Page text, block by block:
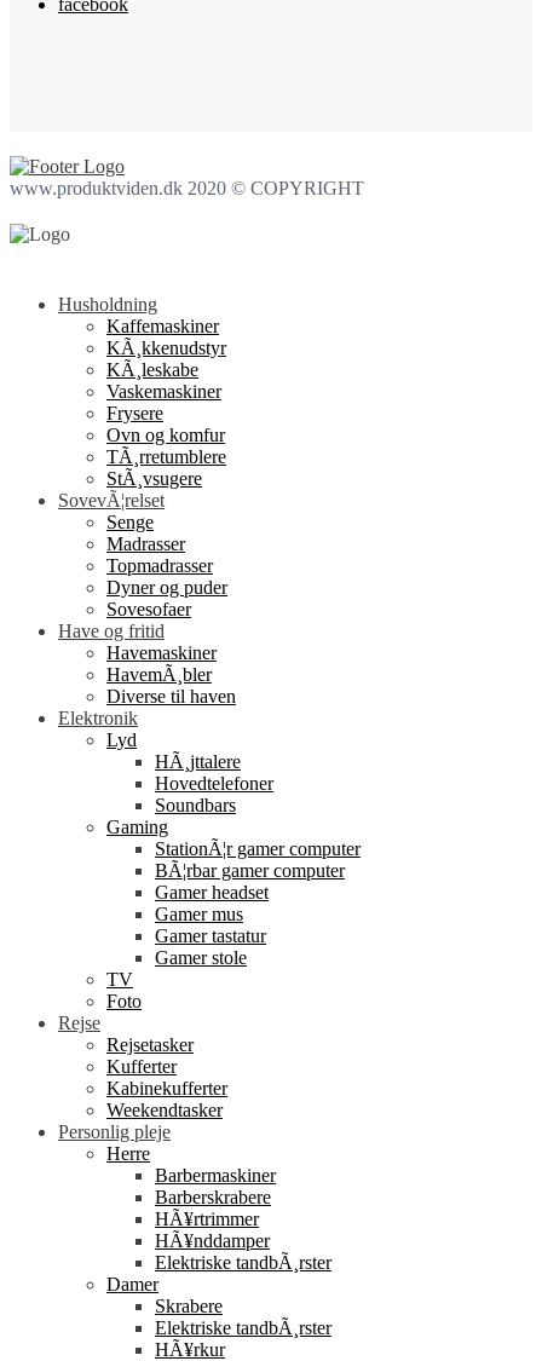
www.produktviden.dk 2020 © COPYRIGHT
Husholdning
Kaffemaskiner
KÃ¸kkenudstyr
KÃ¸leskabe
Vaskemaskiner
Frysere
Ovn og komfur
TÃ¸rretumblere
StÃ¸vsugere
SovevÃ¦relset
Senge
Madrasser
Topmadrasser
Dyner og puder
Sovesofaer
Have og fritid
Havemaskiner
HavemÃ¸bler
Diverse til haven
Elektronik
Lyd
HÃ¸jttalere
Hovedtelefoner
Soundbars
Gaming
StationÃ¦r gamer computer
BÃ¦rbar gamer computer
Gamer headset
Gamer mus
Gamer tastatur
Gamer stole
TV
Foto
Rejse
Rejsetasker
Kufferter
Kabinekufferter
Weekendtasker
Personlig pleje
Herre
Barbermaskiner
Barberskrabere
HÃ¥rtrimmer
HÃ¥nddamper
Elektriske tandbÃ¸rster
Damer
Skrabere
Elektriske tandbÃ¸rster
HÃ¥rkur